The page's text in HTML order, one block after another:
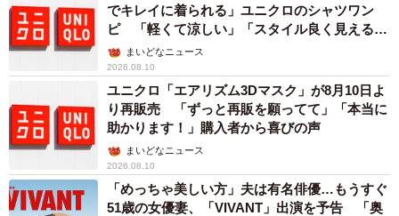
でキレイに着られる」ユニクロのシャツワン
ピ 「軽くて涼しい」「スタイル良く見える」
の声まいどなニュース
2026.08.10
ユニクロ「エアリズム3Dマスク」が8月10日よ
り再販売 「ずっと再販を願ってて」「本当に
助かります！」購入者から喜びの声
まいどなニュース
2026.08.10
「めっちゃ美しい方」夫は有名俳優…もうすぐ
51歳の女優妻、「VIVANT」出演を予告 「奥